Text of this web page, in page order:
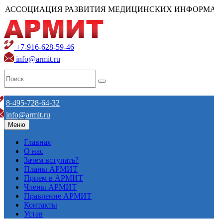
АССОЦИАЦИЯ РАЗВИТИЯ МЕДИЦИНСКИХ
+7-916-628-59-46
info@armit.ru
8-495-728-64-32
info@armit.ru
Меню
Главная
О нас
Зачем вступать?
Планы АРМИТ
Прием в АРМИТ
Члены АРМИТ
Правление АРМИТ
Контакты
Устав